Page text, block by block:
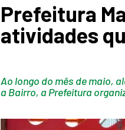
Prefeitura
atividades
Ao longo do mês de maio,
a Bairro, a Prefeitura